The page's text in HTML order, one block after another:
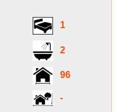
1
2
96
-